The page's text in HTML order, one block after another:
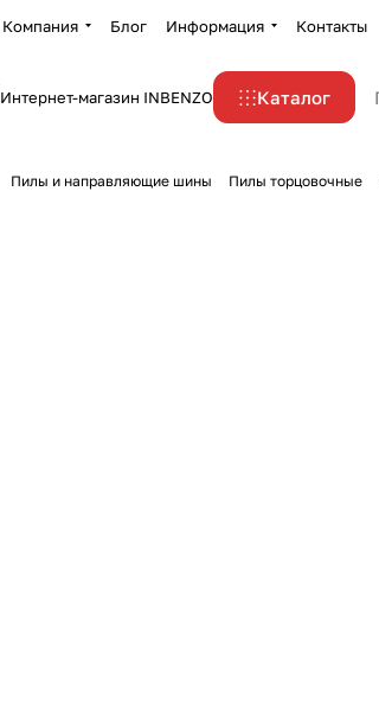
Компания Блог Информация Контакты
Интернет-магазин INBENZO Каталог
Пилы и направляющие шины Пилы торцовочные